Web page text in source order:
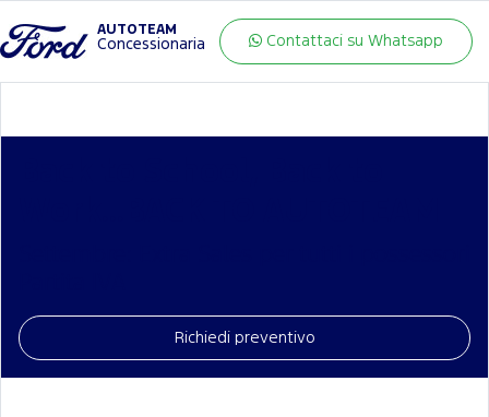
AUTOTEAM
Concessionaria Contattaci su Whatsapp
Richiedi preventivo